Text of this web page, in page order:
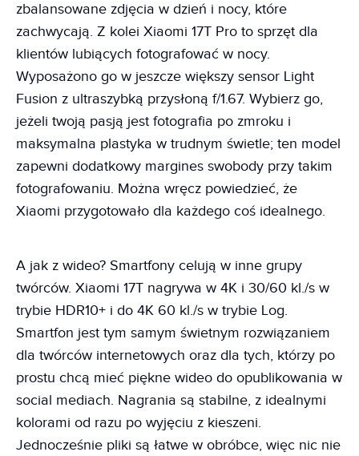
zbalansowane zdjęcia w dzień i nocy, które
zachwycają. Z kolei Xiaomi 17T Pro to sprzęt dla
klientów lubiących fotografować w nocy.
Wyposażono go w jeszcze większy sensor Light
Fusion z ultraszybką przysłoną f/1.67. Wybierz go,
jeżeli twoją pasją jest fotografia po zmroku i
maksymalna plastyka w trudnym świetle; ten model
zapewni dodatkowy margines swobody przy takim
fotografowaniu. Można wręcz powiedzieć, że
Xiaomi przygotowało dla każdego coś idealnego.
A jak z wideo? Smartfony celują w inne grupy
twórców. Xiaomi 17T nagrywa w 4K i 30/60 kl./s w
trybie HDR10+ i do 4K 60 kl./s w trybie Log.
Smartfon jest tym samym świetnym rozwiązaniem
dla twórców internetowych oraz dla tych, którzy po
prostu chcą mieć piękne wideo do opublikowania w
social mediach. Nagrania są stabilne, z idealnymi
kolorami od razu po wyjęciu z kieszeni.
Jednocześnie pliki są łatwe w obróbce, więc nic nie